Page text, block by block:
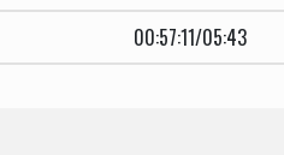
00:57:11/05:43